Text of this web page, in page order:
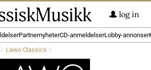
log in
PartnernyheterCD-anmeldelserLobby-annonser
Lawo Classics